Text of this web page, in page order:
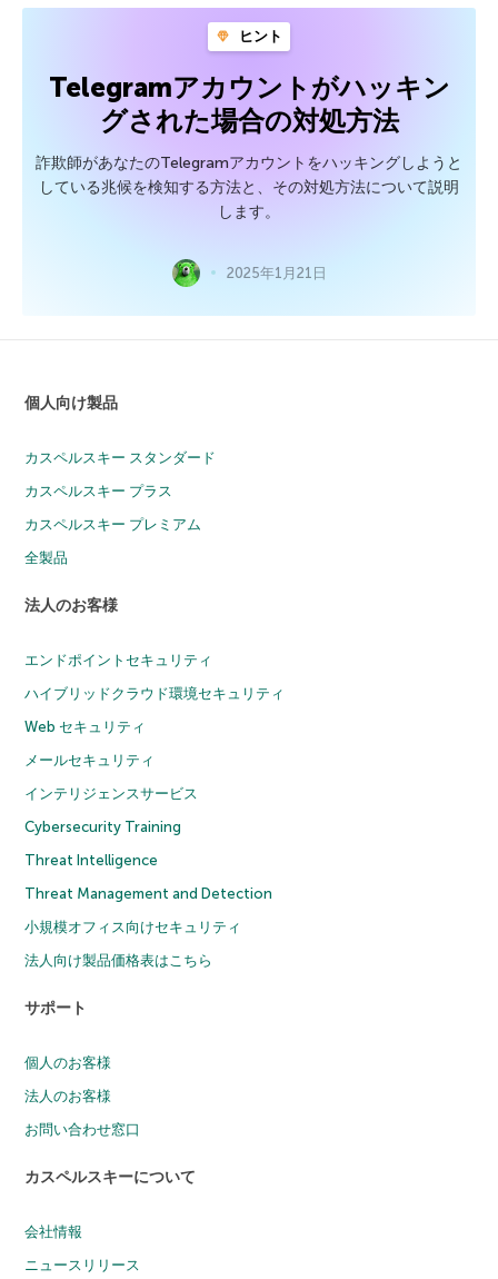
ヒント
Telegramアカウントがハッキン
グされた場合の対処方法
詐欺師があなたのTelegramアカウントをハッキングしようと
している兆候を検知する方法と、その対処方法について説明
します。
2025年1月21日
個人向け製品
カスペルスキー スタンダード
カスペルスキー プラス
カスペルスキー プレミアム
全製品
法人のお客様
エンドポイントセキュリティ
ハイブリッドクラウド環境セキュリティ
Web セキュリティ
メールセキュリティ
インテリジェンスサービス
Cybersecurity Training
Threat Intelligence
Threat Management and Detection
小規模オフィス向けセキュリティ
法人向け製品価格表はこちら
サポート
個人のお客様
法人のお客様
お問い合わせ窓口
カスペルスキーについて
会社情報
ニュースリリース